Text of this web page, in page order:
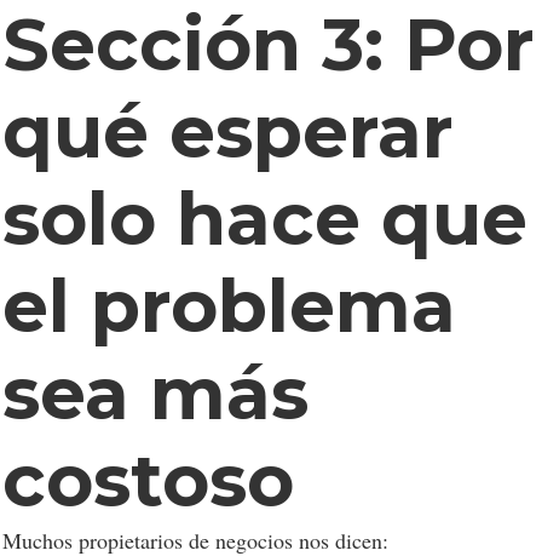
Sección 3: Por
qué esperar
solo hace que
el problema
sea más
costoso
Muchos propietarios de negocios nos dicen: